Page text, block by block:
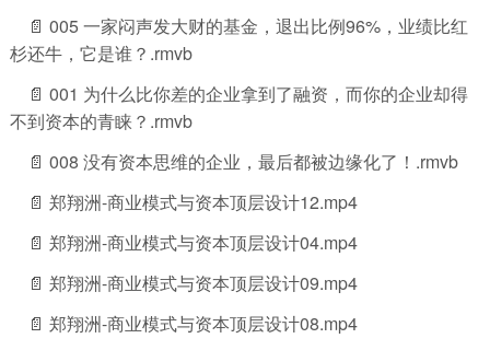
📄 005 一家闷声发大财的基金，退出比例96%，业绩比红
杉还牛，它是谁？.rmvb
📄 001 为什么比你差的企业拿到了融资，而你的企业却得
不到资本的青睐？.rmvb
📄 008 没有资本思维的企业，最后都被边缘化了！.rmvb
📄 郑翔洲-商业模式与资本顶层设计12.mp4
📄 郑翔洲-商业模式与资本顶层设计04.mp4
📄 郑翔洲-商业模式与资本顶层设计09.mp4
📄 郑翔洲-商业模式与资本顶层设计08.mp4